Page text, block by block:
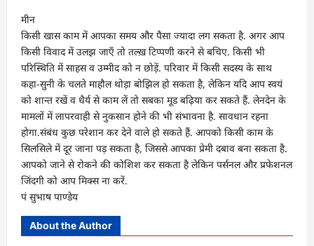
मीन
किसी खास काम में आपका समय और पैसा ज्यादा लग सकता है. अगर आप
किसी विवाद में उलझ जाएँ तो तल्ख़ टिप्पणी करने से बचिए. किसी भी
परिस्थिति में साहस व उम्मीद को न छोड़ें. परिवार में किसी सदस्य के साथ
कहा-सुनी के चलते माहौल थोड़ा बोझिल हो सकता है, लेकिन यदि आप स्वयं
को शान्त रखें व धैर्य से काम लें तो सबका मूड बढ़िया कर सकते हैं. लेनदेन के
मामलों में लापरवाही से नुकसान होने की भी संभावना है. सावधान रहना
होगा.संबंध कुछ परेशान कर देने वाले हो सकते हैं. आपको किसी काम के
सिलसिले में दूर जाना पड़ सकता है, जिससे आपका प्रेमी दबाव बना सकता है.
आपको जाने से रोकने की कोशिश कर सकता है लेकिन पर्सनल और प्रफेशनल
जिंदगी को आप मिक्स ना करें.
पं सुभाष पाण्डेय
About the Author